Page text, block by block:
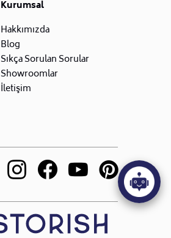
Kurumsal
Hakkımızda
Blog
Sıkça Sorulan Sorular
Showroomlar
İletişim